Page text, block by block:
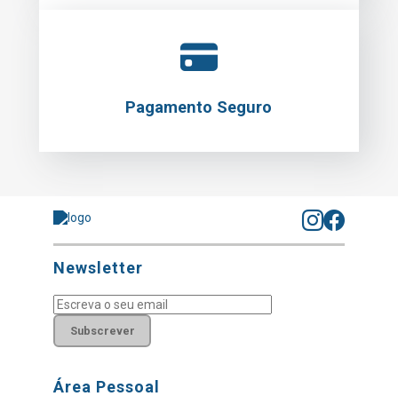
Pagamento Seguro
Newsletter
Subscrever
Área Pessoal